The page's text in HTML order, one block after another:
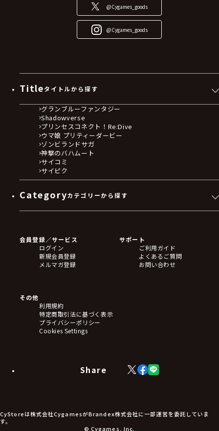
@Cygames_goods
@Cygames_goods
Titleタイトルから探す
グランブルーファンタジー
Shadowverse
プリンセスコネクト！Re:Dive
ウマ娘 プリティーダービー
ゾンビランドサガ
神撃のバハムート
サイコミ
サイピク
Categoryカテゴリーから探す
フィギュア
アクリルスタンド
バッジ
キーホルダー・ストラップ
ステッカー・シール・カード
タペストリー・ポスター
アームサポーター
ブレードホルダー
食品・飲料品
アパレル小物
アクセサリー
会員登録／サービス
ログイン
新規会員登録
メルマガ登録
サポート
ご利用ガイド
よくあるご質問
お問い合わせ
その他
利用規約
特定商取引法に基づく表示
プライバシーポリシー
Cookies Settings
Share
X
(Twitter)
Facebook
LINE
CyStoreは株式会社CygamesがBrandex株式会社に一部運営を委託していま
す。
© Cygames, Inc.